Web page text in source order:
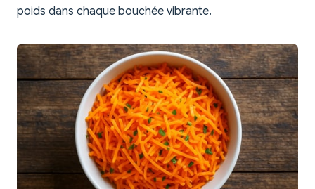
poids dans chaque bouchée vibrante.